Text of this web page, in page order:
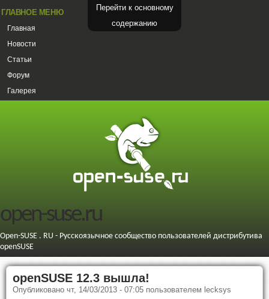
Перейти к основному
содержанию
ГЛАВНОЕ МЕНЮ
Главная
Новости
Статьи
Форум
Галерея
open-suse.ru
Open-SUSE . RU - Русскоязычное сообщество пользователей дистрибутива
openSUSE
openSUSE 12.3 вышла!
Опубликовано чт, 14/03/2013 - 07:05 пользователем lecksys